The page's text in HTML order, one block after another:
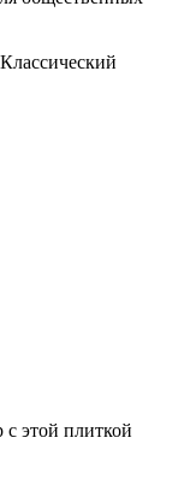
этой плиткой